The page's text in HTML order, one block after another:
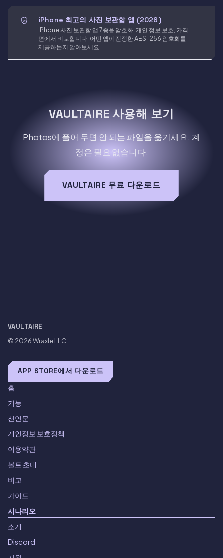
iPhone 최고의 사진 보관함 앱 (2026)
iPhone 사진 보관함 앱 7종을 암호화, 개인 정보 보호, 가격
면에서 비교합니다. 어떤 앱이 진정한 AES-256 암호화를
제공하는지 알아보세요.
VAULTAIRE 사용해 보기
Photos에 풀어 두면 안 되는 파일을 옮기세요. 계
정은 필요 없습니다.
VAULTAIRE 무료 다운로드
VAULTAIRE
© 2026Wraxle LLC
APP STORE에서 다운로드
홈
기능
선언문
개인정보 보호정책
이용약관
볼트 초대
비교
가이드
시나리오
소개
Discord